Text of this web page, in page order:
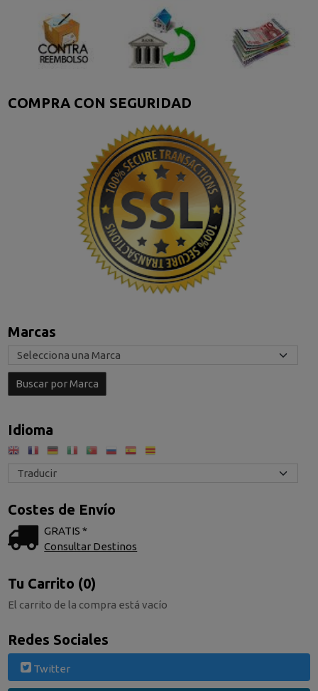
COMPRA CON SEGURIDAD
Marcas
Idioma
Costes de Envío
GRATIS *
Consultar Destinos
Tu Carrito (0)
El carrito de la compra está vacío
Redes Sociales
Twitter